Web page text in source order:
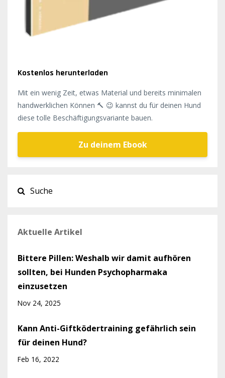
Kostenlos herunterladen
Mit ein wenig Zeit, etwas Material und bereits minimalen
handwerklichen Können 🔨 😉 kannst du für deinen Hund
diese tolle Beschäftigungsvariante bauen.
Zu deinem Ebook
Aktuelle Artikel
Bittere Pillen: Weshalb wir damit aufhören
sollten, bei Hunden Psychopharmaka
einzusetzen
Nov 24, 2025
Kann Anti-Giftködertraining gefährlich sein
für deinen Hund?
Feb 16, 2022